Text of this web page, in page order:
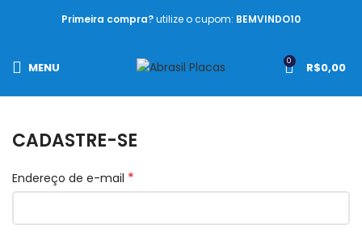
Primeira compra?utilize o cupom: BEMVINDO10
MENU 0 R$0,00
CADASTRE-SE
Endereço de e-mail *